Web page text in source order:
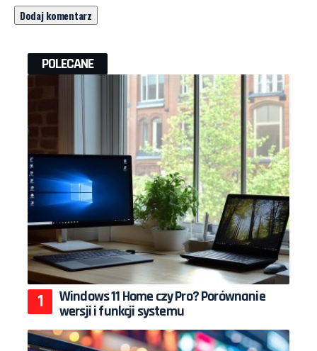
POLECANE
Windows 11 Home czy Pro? Porównanie
wersji i funkcji systemu